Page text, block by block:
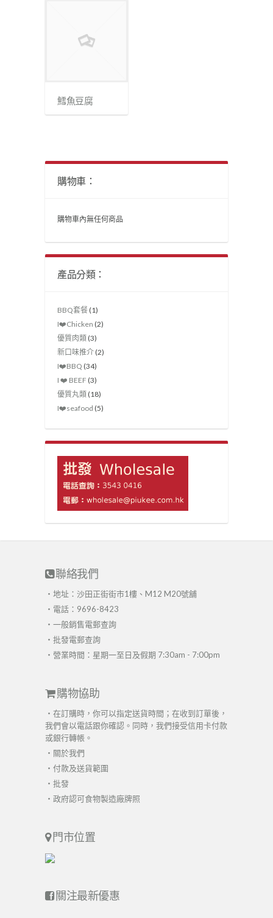
鱈魚豆腐
購物車：
購物車內無任何商品
產品分類：
BBQ套餐 (1)
I❤️Chicken (2)
優質肉類 (3)
新口味推介 (2)
I❤️‍BBQ (34)
I ❤️ BEEF (3)
優質丸類 (18)
I❤️seafood (5)
聯絡我們
・地址：沙田正街街市1樓、M12 M20號舖
・電話：9696-8423
・ 一般銷售電郵查詢
・ 批發電郵查詢
・營業時間：星期一至日及假期 7:30am - 7:00pm
購物協助
・在訂購時，你可以指定送貨時間；在收到訂單後，
我們會以電話跟你確認。同時，我們接受信用卡付款
或銀行轉帳。
・ 關於我們
・ 付款及送貨範圍
・ 批發
・ 政府認可食物製造廠牌照
門市位置
關注最新優惠